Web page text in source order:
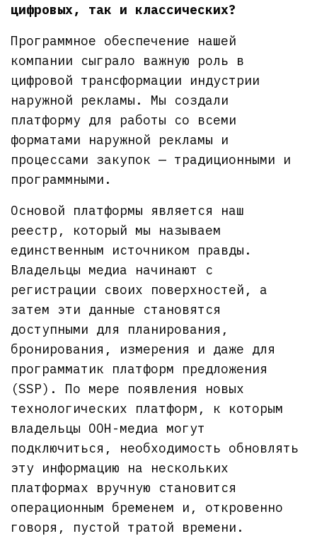
цифровых, так и классических?
Программное обеспечение нашей
компании сыграло важную роль в
цифровой трансформации индустрии
наружной рекламы. Мы создали
платформу для работы со всеми
форматами наружной рекламы и
процессами закупок — традиционными и
программными.
Основой платформы является наш
реестр, который мы называем
единственным источником правды.
Владельцы медиа начинают с
регистрации своих поверхностей, а
затем эти данные становятся
доступными для планирования,
бронирования, измерения и даже для
программатик платформ предложения
(SSP). По мере появления новых
технологических платформ, к которым
владельцы OOH-медиа могут
подключиться, необходимость обновлять
эту информацию на нескольких
платформах вручную становится
операционным бременем и, откровенно
говоря, пустой тратой времени.